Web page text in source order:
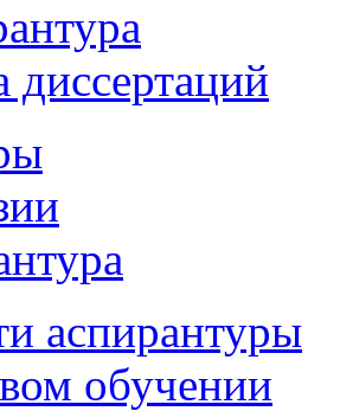
диссертаций
аспирантуры
обучении